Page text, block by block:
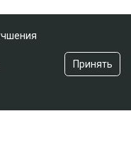
Принять